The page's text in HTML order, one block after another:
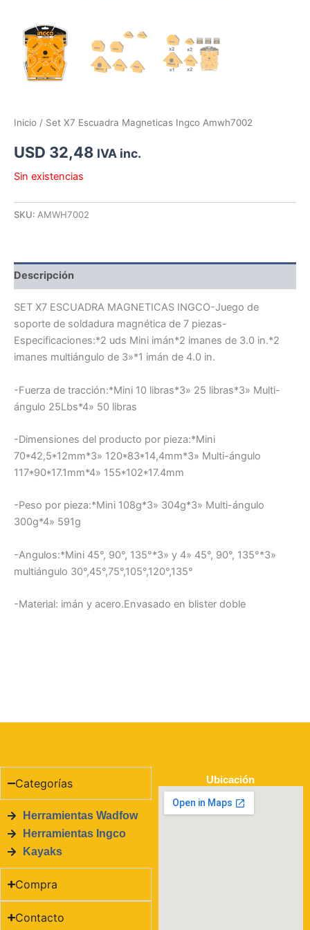
Inicio / Set X7 Escuadra Magneticas Ingco Amwh7002
USD 32,48 IVA inc.
Sin existencias
SKU: AMWH7002
Descripción
SET X7 ESCUADRA MAGNETICAS INGCO-Juego de
soporte de soldadura magnética de 7 piezas-
Especificaciones:*2 uds Mini imán*2 imanes de 3.0 in.*2
imanes multiángulo de 3»*1 imán de 4.0 in.
-Fuerza de tracción:*Mini 10 libras*3» 25 libras*3» Multi-
ángulo 25Lbs*4» 50 libras
-Dimensiones del producto por pieza:*Mini
70*42,5*12mm*3» 120*83*14,4mm*3» Multi-ángulo
117*90*17.1mm*4» 155*102*17.4mm
-Peso por pieza:*Mini 108g*3» 304g*3» Multi-ángulo
300g*4» 591g
-Angulos:*Mini 45°, 90°, 135°*3» y 4» 45°, 90°, 135°*3»
multiángulo 30°,45°,75°,105°,120°,135°
-Material: imán y acero.Envasado en blister doble
Categorías
Herramientas Wadfow
Herramientas Ingco
Kayaks
Compra
Contacto
Ubicación